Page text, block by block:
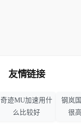
友情链接
奇迹MU加速用什
么比较好
钢岚
很